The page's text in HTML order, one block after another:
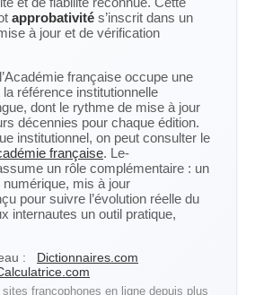
approbativité s’inscrit dans un
à jour et de vérification
française occupe une
la référence institutionnelle
dont le rythme de mise à jour
décennies pour chaque édition.
institutionnel, on peut consulter le
française. Le-
un rôle complémentaire : un
mis à jour
pour suivre l’évolution réelle du
internautes un outil pratique,
:
Dictionnaires.com
francophones en ligne depuis plus